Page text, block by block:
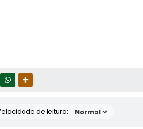
WHATSAPP
de leitura: